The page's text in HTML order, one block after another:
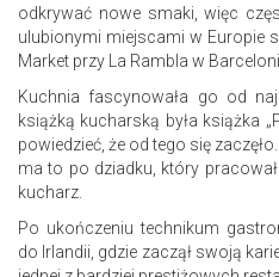
odkrywać nowe smaki, więc
ulubionymi miejscami w Europie
Market przy La Rambla w
Kuchnia fascynowała go od
książką kucharską była książka
powiedzieć, że od tego się
ma to po dziadku, który
kucharz.
Po ukończeniu technikum
do Irlandii, gdzie zaczął swoją